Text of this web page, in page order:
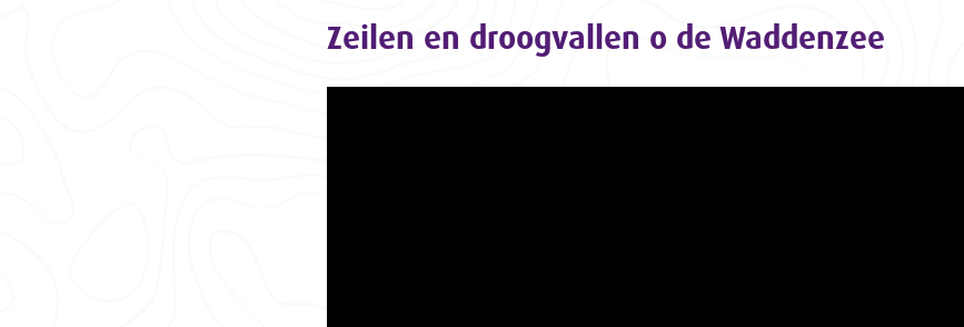
Zeilen en droogvallen o de Waddenzee